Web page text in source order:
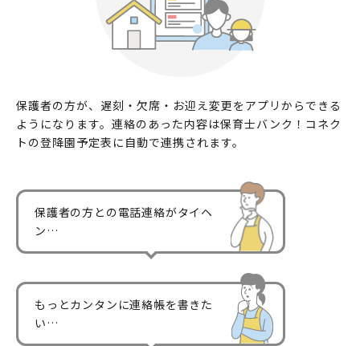
保護者の方が、遅刻・欠席・お迎え変更をアプリからできる
ようになります。連絡のあった内容は保育士バンク！コネク
トの登降園予定表に自動で連携されます。
保護者の方との電話連絡がタイヘ
ン…
もっとカンタンに連絡帳を書きた
い…